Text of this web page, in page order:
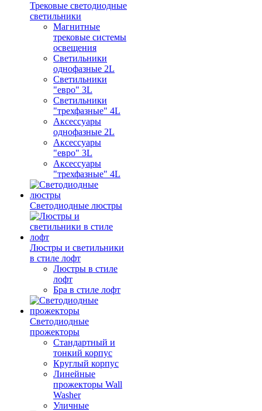
Трековые светодиодные
светильники
Магнитные
трековые системы
освещения
Светильники
однофазные 2L
Светильники
"евро" 3L
Светильники
"трехфазные" 4L
Аксессуары
однофазные 2L
Аксессуары
"евро" 3L
Аксессуары
"трехфазные" 4L
Светодиодные люстры
Люстры и светильники
в стиле лофт
Люстры в стиле
лофт
Бра в стиле лофт
Светодиодные
прожекторы
Стандартный и
тонкий корпус
Круглый корпус
Линейные
прожекторы Wall
Washer
Уличные